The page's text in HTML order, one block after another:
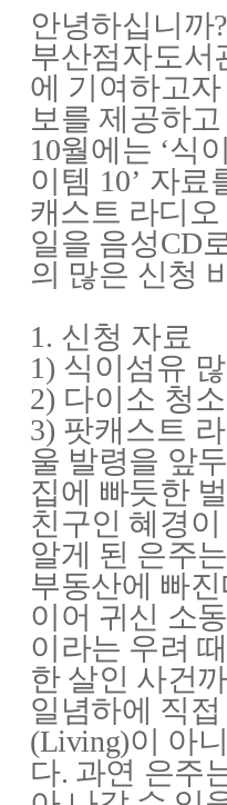
안녕하십니까?
부산점자도서
에 기여하고
보를 제공하
10월에는 ‘식
이템 10’ 자료
캐스트 라디
일을 음성CD
의 많은 신청
1. 신청 자료
1) 식이섬유
2) 다이소 청
3) 팟캐스트
울 발령을 앞
집에 빠듯한
친구인 혜경
알게 된 은주
부동산에 빠
이어 귀신 소
이라는 우려
한 살인 사건
일념하에 직
(Living)이 아
다. 과연 은주